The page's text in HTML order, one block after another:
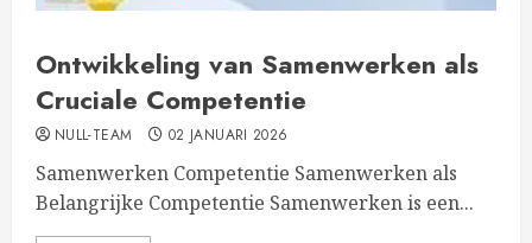
Ontwikkeling van Samenwerken als
Cruciale Competentie
NULL-TEAM 02 JANUARI 2026
Samenwerken Competentie Samenwerken als
Belangrijke Competentie Samenwerken is een...